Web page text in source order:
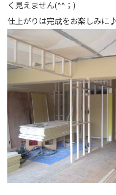
く見えません(^^；)
仕上がりは完成をお楽しみに♪